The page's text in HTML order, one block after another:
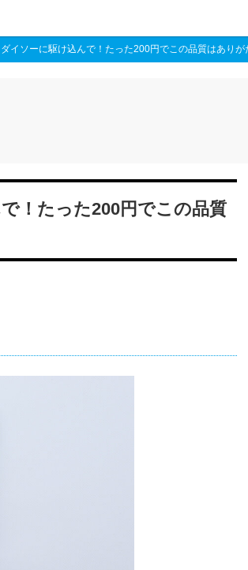
イソーに駆け込んで！たった200円でこの品質はあり
！たった200円でこの品質